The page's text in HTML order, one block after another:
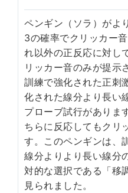
ペンギン（ソラ）がよ
3の確率でクリッカー
れ以外の正反応に対し
リッカー音のみが提示
訓練で強化された正刺
化された線分より長い
プローブ試行がありま
ちらに反応してもクリ
す。このペンギンは、
線分よりより長い線分
対的な選択である「
見られました。